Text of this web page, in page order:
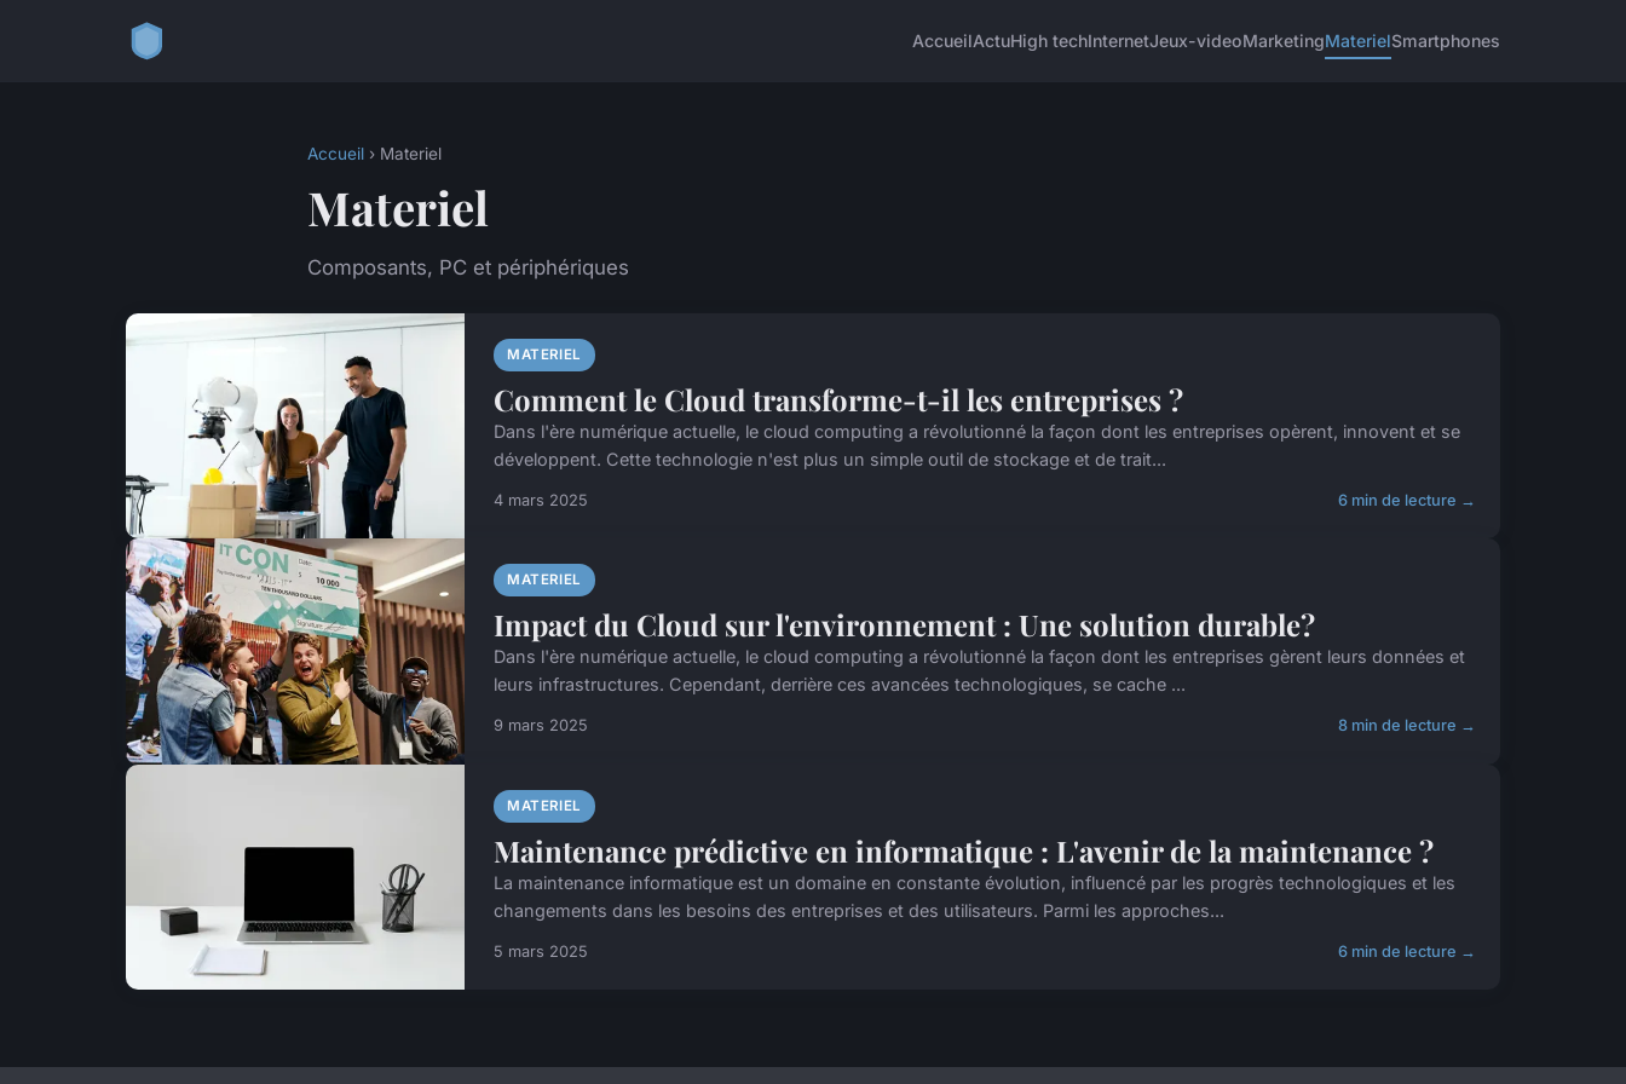
AccueilActuHigh techInternetJeux-videoMarketingMaterielSmartphones
Accueil › Materiel
Materiel
Composants, PC et périphériques
MATERIEL
Comment le Cloud transforme-t-il les entreprises ?
Dans l'ère numérique actuelle, le cloud computing a révolutionné la façon dont les entreprises opèrent, innovent et se
développent. Cette technologie n'est plus un simple outil de stockage et de trait...
4 mars 2025 6 min de lecture →
MATERIEL
Impact du Cloud sur l'environnement : Une solution durable?
Dans l'ère numérique actuelle, le cloud computing a révolutionné la façon dont les entreprises gèrent leurs données et
leurs infrastructures. Cependant, derrière ces avancées technologiques, se cache ...
9 mars 2025 8 min de lecture →
MATERIEL
Maintenance prédictive en informatique : L'avenir de la maintenance ?
La maintenance informatique est un domaine en constante évolution, influencé par les progrès technologiques et les
changements dans les besoins des entreprises et des utilisateurs. Parmi les approches...
5 mars 2025 6 min de lecture →